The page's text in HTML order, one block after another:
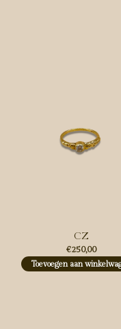
CZ
€250,00
Toevoegen aan